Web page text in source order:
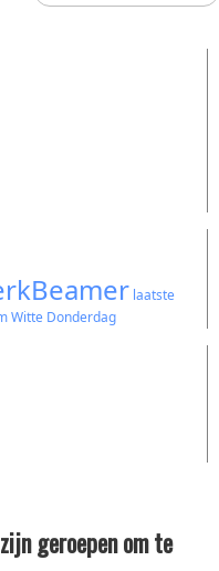
laatste
Witte Donderdag
geroepen om te